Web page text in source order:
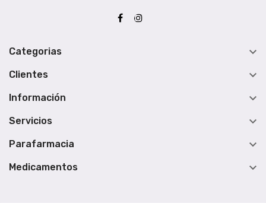
Categorias 
Clientes 
Información 
Servicios 
Parafarmacia 
Medicamentos 